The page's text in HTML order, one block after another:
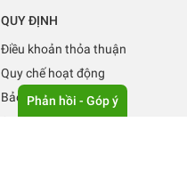
QUY ĐỊNH
Điều khoản thỏa thuận
Quy chế hoạt động
Bảo mật thông tin
Quy định đăng tin
Phản hồi - Góp ý